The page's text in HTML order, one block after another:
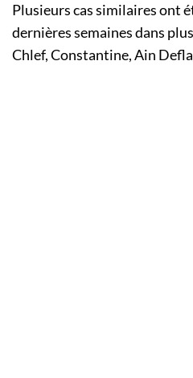
Plusieurs cas similaires ont
dernières semaines dans
Chlef, Constantine, Ain